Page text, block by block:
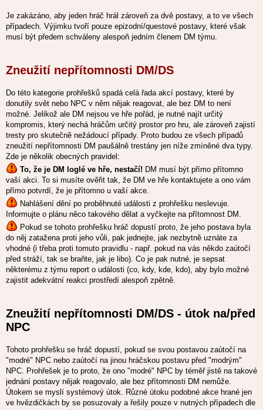
Je zakázáno, aby jeden hráč hrál zároveň za dvě postavy, a to ve všech
případech. Výjimku tvoří pouze epizodní/questové postavy, které však
musí být předem schváleny alespoň jedním členem DM týmu.
Zneužití nepřítomnosti DM/DS
Do této kategorie prohřešků spadá celá řada akcí postavy, které by
donutily svět nebo NPC v něm nějak reagovat, ale bez DM to není
možné. Jelikož ale DM nejsou ve hře pořád, je nutné najít určitý
kompromis, který nechá hráčům určitý prostor pro hru, ale zároveň zajistí
tresty pro skutečně nežádoucí případy. Proto budou ze všech případů
zneužití nepřítomnosti DM paušálně trestány jen níže zmíněné dva typy.
Zde je několik obecných pravidel:
To, že je DM loglé ve hře, nestačí! DM musí být přímo přítomno
vaší akci. To si musíte ověřit tak, že DM ve hře kontaktujete a ono vám
přímo potvrdí, že je přítomno u vaší akce.
Nahlášení dění po proběhnuté události z prohřešku neslevuje.
Informujte o plánu něco takového dělat a vyčkejte na přítomnost DM.
Pokud se tohoto prohřešku hráč dopustí proto, že jeho postava byla
do něj zatažena proti jeho vůli, pak jednejte, jak nezbytně uznáte za
vhodné (i třeba proti tomuto pravidlu - např. pokud na vás někdo zaútočí
před stráží, tak se braňte, jak je libo). Co je pak nutné, je sepsat
některému z týmu report o události (co, kdy, kde, kdo), aby bylo možné
zajistit adekvátní reakci prostředí alespoň zpětně.
Zneužití nepřítomnosti DM/DS - útok na/před
NPC
Tohoto prohřešku se hráč dopustí, pokud se svou postavou zaútočí na
"modré" NPC nebo zaútočí na jinou hráčskou postavu před "modrým"
NPC. Prohřešek je to proto, že ono "modré" NPC by téměř jistě na takové
jednání postavy nějak reagovalo, ale bez přítomnosti DM nemůže.
Útokem se myslí systémový útok. Různé útoku podobné akce hrané jen
ve hvězdičkách by se posuzovaly a řešily pouze v nutných případech dle